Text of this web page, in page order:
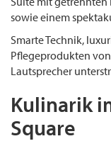
sowie einem
Smarte Technik,
Pflegeprodukten
Lautsprecher
Kulinarik
Square